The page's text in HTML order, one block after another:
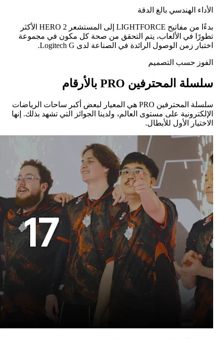
الأداء الهندسي بالغ الدقة
بدءًا من مفاتيح ‏LIGHTFORCE‏ إلى المستشعر ‏HERO 2‏ الأكثر
تطورًا في الألعاب، يتم التحقق من صحة كل مكون في مجموعة
اختبار زمن الوصول الرائدة في الصناعة لدى ‏Logitech G.
الفوز حسب التصميم
سلسلة المحترفين PRO‏ بالأرقام
سلسلة المحترفين ‏PRO‏ هي المعيار لبعض أكبر ساحات الرياضات
الإلكترونية على مستوى العالم، ولدينا الجوائز التي تشهد بذلك. إنها
الاختيار الأول للأبطال.